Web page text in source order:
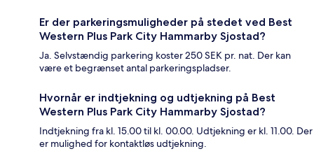
Er der parkeringsmuligheder på stedet ved Best
Western Plus Park City Hammarby Sjostad?
Ja. Selvstændig parkering koster 250 SEK pr. nat. Der kan
være et begrænset antal parkeringspladser.
Hvornår er indtjekning og udtjekning på Best
Western Plus Park City Hammarby Sjostad?
Indtjekning fra kl. 15.00 til kl. 00.00. Udtjekning er kl. 11.00. Der
er mulighed for kontaktløs udtjekning.